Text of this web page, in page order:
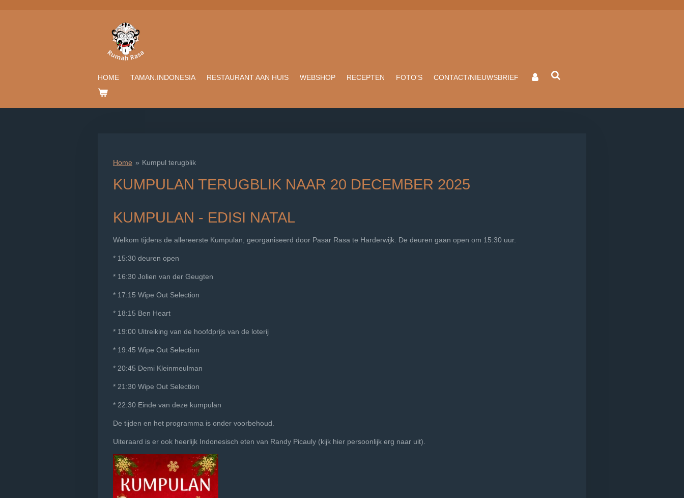
HOME TAMAN.INDONESIA RESTAURANT AAN HUIS WEBSHOP RECEPTEN FOTO'S CONTACT/NIEUWSBRIEF
Home » Kumpul terugblik
KUMPULAN TERUGBLIK NAAR 20 DECEMBER 2025
KUMPULAN - EDISI NATAL
Welkom tijdens de allereerste Kumpulan, georganiseerd door Pasar Rasa te Harderwijk. De deuren gaan open om 15:30 uur.
* 15:30 deuren open
* 16:30 Jolien van der Geugten
* 17:15 Wipe Out Selection
* 18:15 Ben Heart
* 19:00 Uitreiking van de hoofdprijs van de loterij
* 19:45 Wipe Out Selection
* 20:45 Demi Kleinmeulman
* 21:30 Wipe Out Selection
* 22:30 Einde van deze kumpulan
De tijden en het programma is onder voorbehoud.
Uiteraard is er ook heerlijk Indonesisch eten van Randy Picauly (kijk hier persoonlijk erg naar uit).